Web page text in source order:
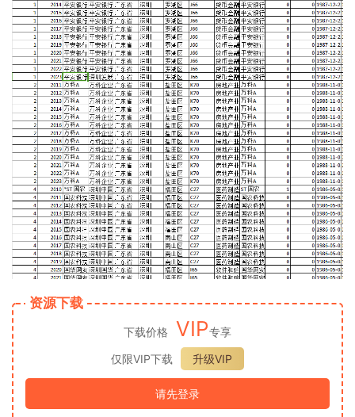
资源下载
下载价格 VIP专享
仅限VIP下载
升级VIP
请先登录